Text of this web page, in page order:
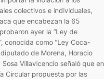
colectivos e individuales,
que encabezan la 65
ayer la “Ley de
conocida como “Ley Coca-
diputado de Morena, Horacio
Villavicencio señaló que en
Circular propuesta por las